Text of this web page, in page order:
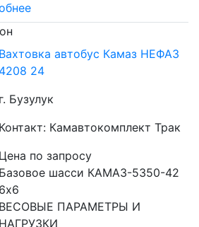
Вахтовка автобус Камаз НЕФАЗ
4208 24
г. Бузулук
Контакт: Камавтокомплект Трак
Цена по запросу
Базовое шасси КАМАЗ-5350-42
6x6
ВЕСОВЫЕ ПАРАМЕТРЫ И
НАГРУЗКИ